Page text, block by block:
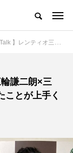
×三戸 Vol.3「コロナで方向性を変えたことが上手くいった」
謙二朗×三
とが上手く